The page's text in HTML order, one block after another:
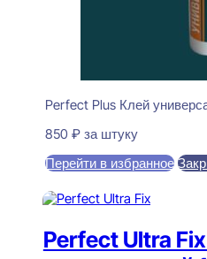
Perfect Plus Клей
850 ₽ за штуку
Перейти в избранное
Perfect Ultra